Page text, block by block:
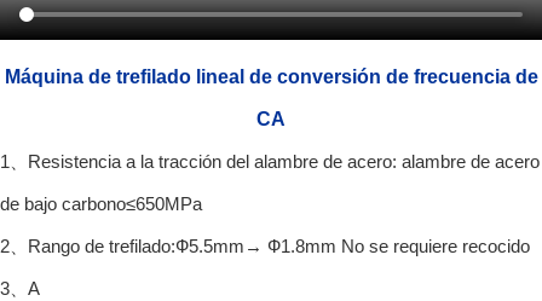
Máquina de trefilado lineal de conversión de frecuencia de
CA
1、Resistencia a la tracción del alambre de acero: alambre de acero
de bajo carbono≤650MPa
2、Rango de trefilado:Ф5.5mm→ Ф1.8mm No se requiere recocido
3、A